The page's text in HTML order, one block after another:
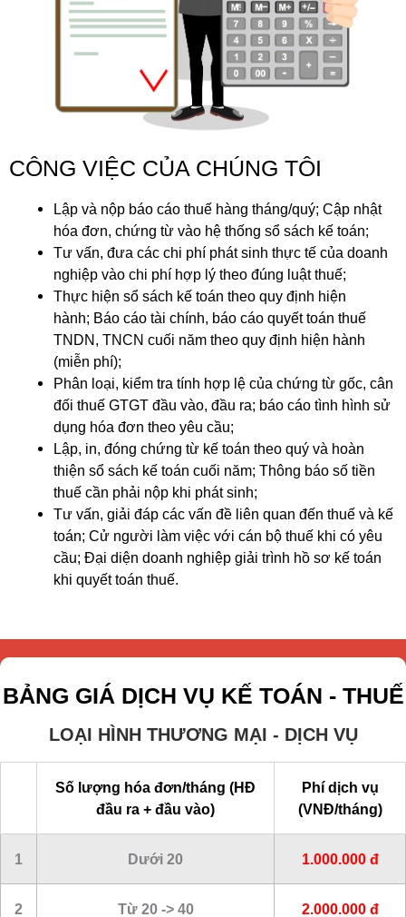
CÔNG VIỆC CỦA CHÚNG TÔI
Lập và nộp báo cáo thuế hàng tháng/quý; Cập nhật
hóa đơn, chứng từ vào hệ thống sổ sách kế toán;
Tư vấn, đưa các chi phí phát sinh thực tế của doanh
nghiệp vào chi phí hợp lý theo đúng luật thuế;
Thực hiện sổ sách kế toán theo quy định hiện
hành; Báo cáo tài chính, báo cáo quyết toán thuế
TNDN, TNCN cuối năm theo quy định hiện hành
(miễn phí);
Phân loại, kiểm tra tính hợp lệ của chứng từ gốc, cân
đối thuế GTGT đầu vào, đầu ra; báo cáo tình hình sử
dụng hóa đơn theo yêu cầu;
Lập, in, đóng chứng từ kế toán theo quý và hoàn
thiện sổ sách kế toán cuối năm; Thông báo số tiền
thuế cần phải nộp khi phát sinh;
Tư vấn, giải đáp các vấn đề liên quan đến thuế và kế
toán; Cử người làm việc với cán bộ thuế khi có yêu
cầu; Đại diện doanh nghiệp giải trình hồ sơ kế toán
khi quyết toán thuế.
BẢNG GIÁ DỊCH VỤ KẾ TOÁN - THUẾ
LOẠI HÌNH THƯƠNG MẠI - DỊCH VỤ
Số lượng hóa đơn/tháng (HĐ
đầu ra + đầu vào)
Phí dịch vụ
(VNĐ/tháng)
1 Dưới 20 1.000.000 đ
2 Từ 20 -> 40 2.000.000 đ